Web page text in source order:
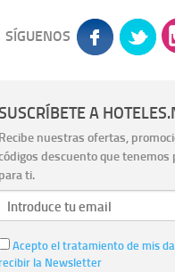
SÍGUENOS
A
Recibe nuestras ofertas,
descuento que tenemos
para ti.
Acepto el tratamiento de mis
la Newsletter